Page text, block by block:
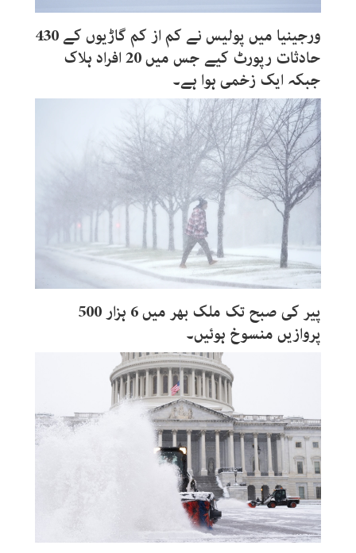
ورجینیا میں پولیس نے کم از کم گاڑیوں کے 430
حادثات رپورٹ کیے جس میں 20 افراد ہلاک
جبکہ ایک زخمی ہوا ہے۔
پیر کی صبح تک ملک بھر میں 6 ہزار 500
پروازیں منسوخ ہوئیں۔